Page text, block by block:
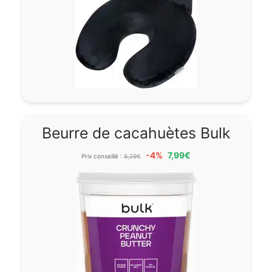
Beurre de cacahuètes Bulk
Prix conseillé : 8,29€ -4% 7,99€